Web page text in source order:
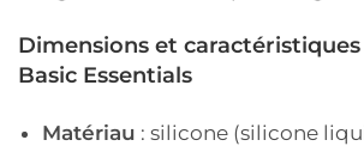
Dimensions et
Basic Essentials
Matériau : silicone (silicone